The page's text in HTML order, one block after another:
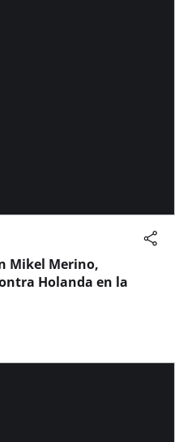
Mikel Merino,
Holanda en la